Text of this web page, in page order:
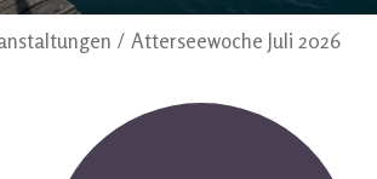
Atterseewoche Juli 2026